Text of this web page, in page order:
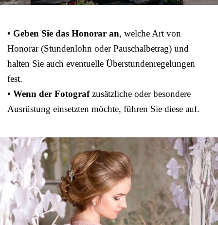
• Geben Sie das Honorar an, welche Art von
Honorar (Stundenlohn oder Pauschalbetrag) und
halten Sie auch eventuelle Überstundenregelungen
fest.
• Wenn der Fotografzusätzliche oder besondere
Ausrüstung einsetzten möchte, führen Sie diese auf.